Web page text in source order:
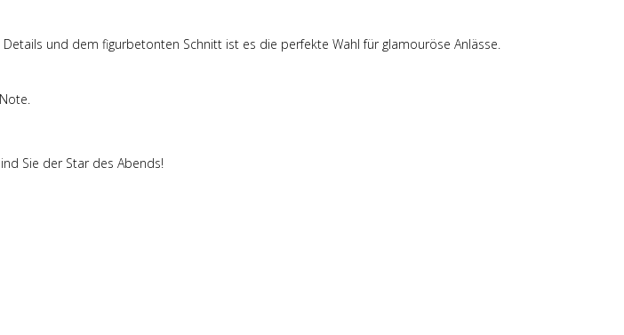
und dem figurbetonten Schnitt ist es die perfekte Wahl für glamouröse Anlässe.
Sie der Star des Abends!